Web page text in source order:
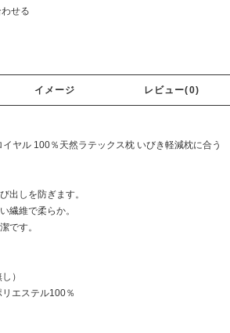
せる
イメージ レビュー(0)
ヤル 100％天然ラテックス枕 いびき軽減枕に合う
出しを防ぎます。
繊維で柔らか。
です。
）
エステル100％